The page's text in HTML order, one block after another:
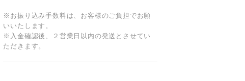
※お振り込み手数料は、お客様のご負担でお願
いいたします。
※入金確認後、２営業日以内の発送とさせてい
ただきます。